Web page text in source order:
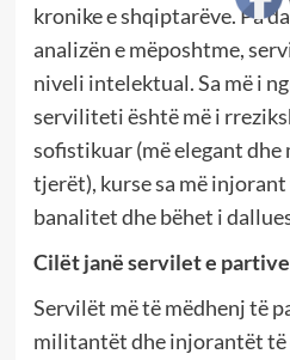
kronike e shqiptarëve. Pa
analizën e mëposhtme,
niveli intelektual. Sa më i
serviliteti është më i
sofistikuar (më elegant dhe
tjerët), kurse sa më
banalitet dhe bëhet i
Cilët janë servilet e
Servilët më të mëdhenj të
militantët dhe injorantët të